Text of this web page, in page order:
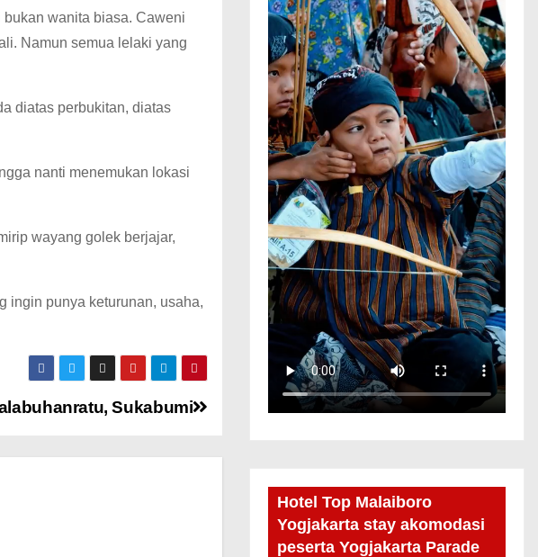
wanita biasa. Caweni
Namun semua lelaki yang
diatas perbukitan, diatas
nanti menemukan lokasi
wayang golek berjajar,
ingin punya keturunan, usaha,
Sukabumi
Hotel Top Malaiboro
Yogjakarta stay akomodasi
peserta Yogjakarta Parade